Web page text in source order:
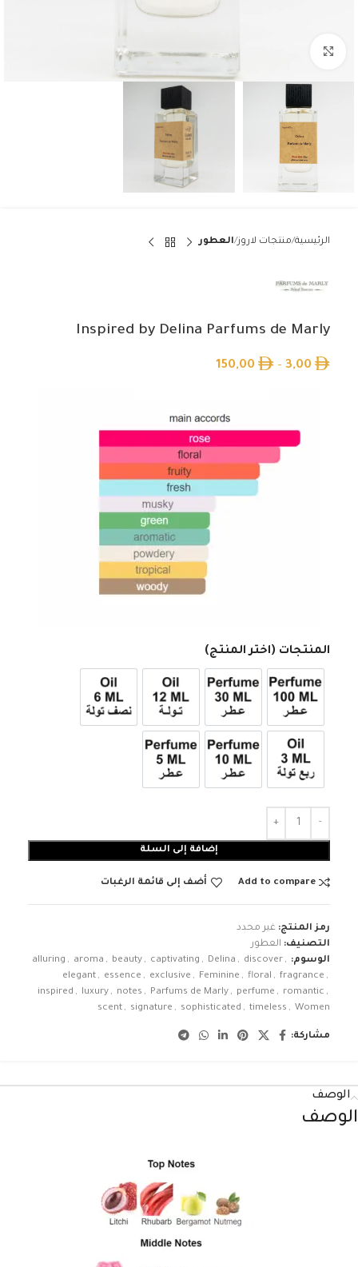
الرئيسية منتجات لاروز العطور
Inspired by Delina Parfums de Marly
3,00
–
150,00
المنتجات (اختر المنتج)
عطر 100ml عطر 30ml 12ml زيت تولة 6ml زيت نصف تولة
3ml زيت ربع تولة عطر 10ml عطر 5ml
إضافة إلى السلة
Add to compare أضف إلى قائمة الرغبات
رمز المنتج: غير محدد
التصنيف: العطور
الوسوم:
alluring , aroma , beauty , captivating , Delina , discover ,
elegant , essence , exclusive , Feminine , floral , fragrance ,
inspired , luxury , notes , Parfums de Marly , perfume , romantic ,
scent , signature , sophisticated , timeless , Women
مشاركة:
الوصف
الوصف